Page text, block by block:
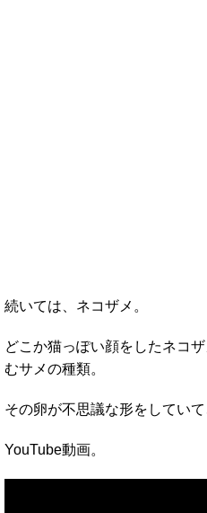
続いては、ネコザメ。
どこか猫っぽい顔をしたネコ
むサメの種類。
その卵が不思議な形をしてい
YouTube動画。